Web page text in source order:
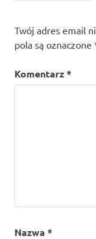
Twój adres email
pola są oznaczone
Komentarz*
Nazwa *